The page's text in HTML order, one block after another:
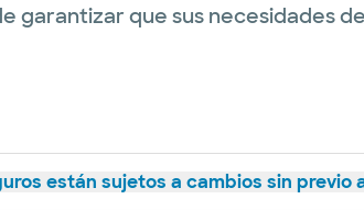
garantizar que sus necesidades
están sujetos a cambios sin previo